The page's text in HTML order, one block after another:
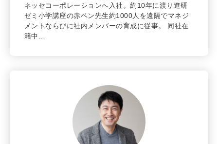
ネッセコーポレーションへ入社。約10年に渡り進研
ゼミ小学講座の赤ペン先生約1000人を遠隔でマネジ
メントならびに社内メンバーの育成に従事。 同社在
籍中…